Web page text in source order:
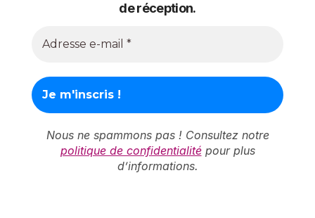
de réception.
Nous ne spammons pas ! Consultez notre
politique de confidentialitépour plus
d’informations.